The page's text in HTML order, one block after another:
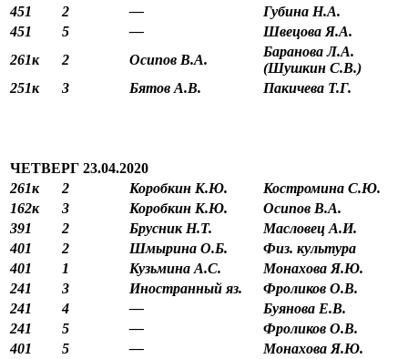
451 2 —
Губина Н.А.
451
5 —
Швецова Я.А.
261к
2 Осипов В.А.
Баранова Л.А.
(Шушкин С.В.)
251к
3 Бятов А.В. Пакичева Т.Г.
ЧЕТВЕРГ 23.04.2020
261к
2 Коробкин К.Ю.
Костромина С.Ю.
162к
3 Коробкин К.Ю.
Осипов В.А.
391
2 Брусник Н.Т.
Масловец А.И.
401
2 Шмырина О.Б.
Физ. культура
401
1 Кузьмина А.С.
Монахова Я.Ю.
241
3 Иностранный яз.
Фроликов О.В.
241
4 —
Буянова Е.В.
241
5 —
Фроликов О.В.
401
5 —
Монахова Я.Ю.